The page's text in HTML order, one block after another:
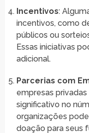
Incentivos:
incentivos, como
públicos ou
Essas iniciativas
adicional.
Parcerias com
empresas
significativo no
organizações
doação para seus